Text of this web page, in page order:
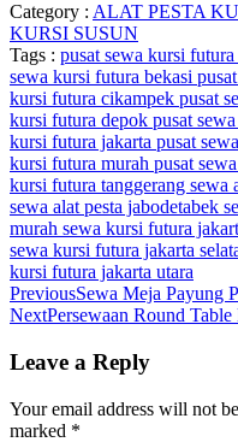
Category : ALAT PESTA
KURSI SUSUN
Tags : pusat sewa kursi futura
sewa kursi futura bekasi
kursi futura cikampek pusat
kursi futura depok pusat
kursi futura jakarta pusat
kursi futura murah pusat
kursi futura tanggerang sewa
sewa alat pesta jabodetabek
murah sewa kursi futura
sewa kursi futura jakarta
kursi futura jakarta utara
PreviousSewa Meja Payung
NextPersewaan Round
Leave a Reply
Your email address will not
marked *